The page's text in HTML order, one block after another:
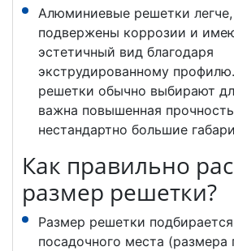
Алюминиевые решетки
подвержены коррозии и
эстетичный вид благодаря
экструдированному
решетки обычно выбирают
важна повышенная
нестандартно большие
Как правильно
размер решетки?
Размер решетки
посадочного места (размера